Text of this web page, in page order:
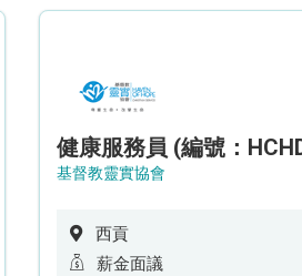
健康服務員 (編號：
基督教靈實協會
西貢
薪金面議